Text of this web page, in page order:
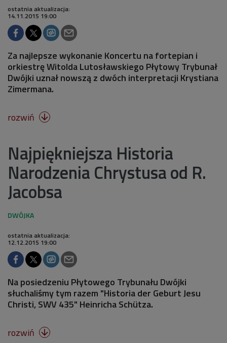
ostatnia aktualizacja:
14.11.2015 19:00
Za najlepsze wykonanie Koncertu na fortepian i
orkiestrę Witolda Lutosławskiego Płytowy Trybunał
Dwójki uznał nowszą z dwóch interpretacji Krystiana
Zimermana.
rozwiń 
Najpiękniejsza Historia
Narodzenia Chrystusa od R.
Jacobsa
ostatnia aktualizacja:
12.12.2015 19:00
Na posiedzeniu Płytowego Trybunału Dwójki
słuchaliśmy tym razem "Historia der Geburt Jesu
Christi, SWV 435" Heinricha Schütza.
rozwiń 